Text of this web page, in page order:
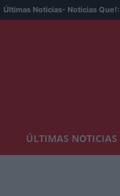
Últimas Noticias- Noticias Que!:
ÚLTIMAS NOTICIAS